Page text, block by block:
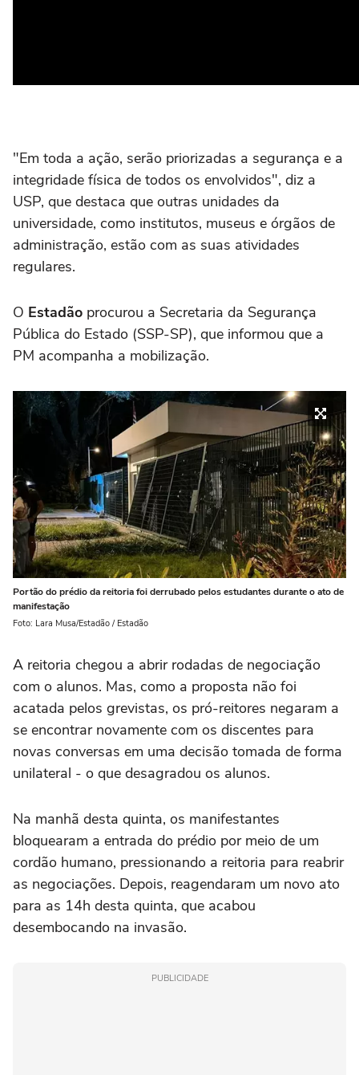
"Em toda a ação, serão priorizadas a segurança e a
integridade física de todos os envolvidos", diz a
USP, que destaca que outras unidades da
universidade, como institutos, museus e órgãos de
administração, estão com as suas atividades
regulares.
O Estadão procurou a Secretaria da Segurança
Pública do Estado (SSP-SP), que informou que a
PM acompanha a mobilização.
Portão do prédio da reitoria foi derrubado pelos estudantes durante o ato de
manifestação
Foto: Lara Musa/Estadão / Estadão
A reitoria chegou a abrir rodadas de negociação
com o alunos. Mas, como a proposta não foi
acatada pelos grevistas, os pró-reitores negaram a
se encontrar novamente com os discentes para
novas conversas em uma decisão tomada de forma
unilateral - o que desagradou os alunos.
Na manhã desta quinta, os manifestantes
bloquearam a entrada do prédio por meio de um
cordão humano, pressionando a reitoria para reabrir
as negociações. Depois, reagendaram um novo ato
para as 14h desta quinta, que acabou
desembocando na invasão.
PUBLICIDADE